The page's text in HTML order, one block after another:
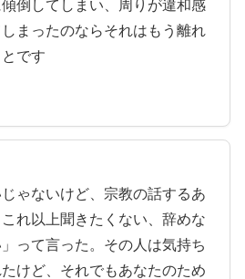
倒してしまい、周りが違和感
まったのならそれはもう離れ
です
じゃないけど、宗教の話するあ
れ以上聞きたくない、辞めな
って言った。その人は気持ち
けど、それでもあなたのため